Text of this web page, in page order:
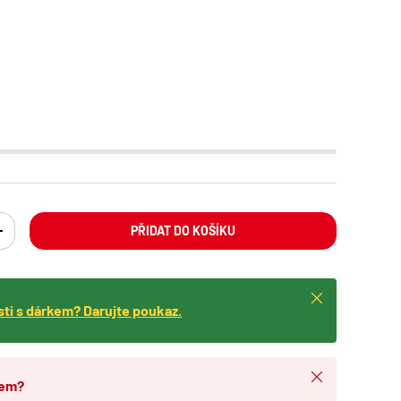
CS.CART.ITEMS.DECREASE_QUANTITY
MISSING: CS.CART.ITEMS.INCREASE_QUANTITY
PŘIDAT DO KOŠÍKU
s dárkem? Darujte poukaz.
Zavřít
Zavřít